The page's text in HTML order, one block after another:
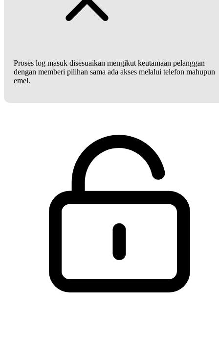
Proses log masuk disesuaikan mengikut keutamaan pelanggan
dengan memberi pilihan sama ada akses melalui telefon mahupun
emel.